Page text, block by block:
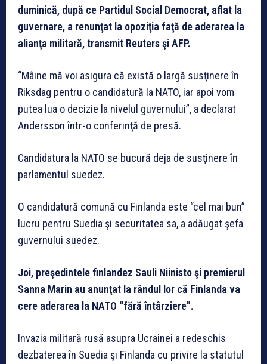
duminică, după ce Partidul Social Democrat, aflat la
guvernare, a renunţat la opoziţia faţă de aderarea la
alianţa militară, transmit Reuters şi AFP.
“Mâine mă voi asigura că există o largă susţinere în
Riksdag pentru o candidatură la NATO, iar apoi vom
putea lua o decizie la nivelul guvernului”, a declarat
Andersson într-o conferinţă de presă.
Candidatura la NATO se bucură deja de susţinere în
parlamentul suedez.
O candidatură comună cu Finlanda este “cel mai bun”
lucru pentru Suedia şi securitatea sa, a adăugat şefa
guvernului suedez.
Joi, preşedintele finlandez Sauli Niinisto şi premierul
Sanna Marin au anunţat la rândul lor că Finlanda va
cere aderarea la NATO “fără întârziere”.
Invazia militară rusă asupra Ucrainei a redeschis
dezbaterea în Suedia şi Finlanda cu privire la statutul